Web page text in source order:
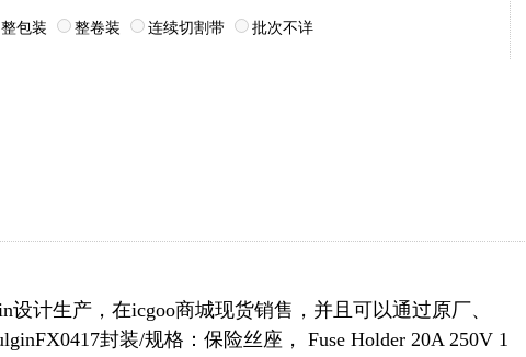
整包装 整卷装 连续切割带 批次不详
计生产，在icgoo商城现货销售，并且可以通过原厂、
封装/规格：保险丝座， Fuse Holder 20A 250V 1